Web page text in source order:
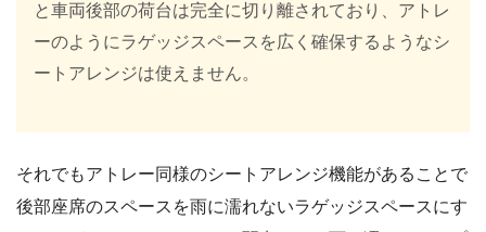
と車両後部の荷台は完全に切り離されており、アトレ
ーのようにラゲッジスペースを広く確保するようなシ
ートアレンジは使えません。
それでもアトレー同様のシートアレンジ機能があることで
後部座席のスペースを雨に濡れないラゲッジスペースにす